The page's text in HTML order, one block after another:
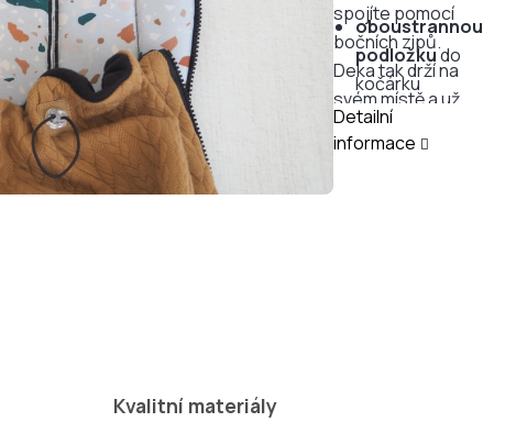
spojíte pomocí
bočních zipů.
Deka tak drží na
svém místě a už
nikdy nespadne na
zem ani se
oboustrannou
podložkudo
kočárku
nepadací
copánkovou
Detailní
informace
Kvalitní materiály